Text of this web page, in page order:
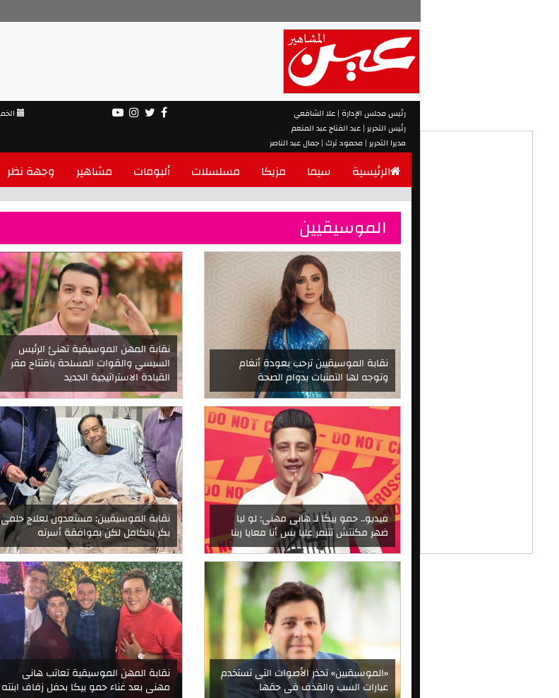
رئيس مجلس الإدارة | علا الشافعي
رئيس التحرير | عبد الفتاح عبد المنعم
مديرا التحرير | محمود ترك | جمال عبد الناصر
الرئيسية سيما مزيكا مسلسلات ألبومات مشاهير وجهة نظر
الموسيقيين
نقابة المهن الموسيقية تهنئ الرئيس
السيسي والقوات المسلحة بافتتاح مقر
القيادة الاستراتيجية الجديد
نقابة الموسيقيين ترحب بعودة أنغام
وتوجه لها التمنيات بدوام الصحة
نقابة الموسيقيين: مستعدون لعلاج حلمى
بكر بالكامل لكن بموافقة أسرته
فيديو.. حمو بيكا لـ هانى مهنى: لو ليا
ضهر مكنتش تتنمر عليا بس أنا معايا ربنا
نقابة المهن الموسيقية تعاتب هانى
مهنى بعد غناء حمو بيكا بحفل زفاف ابنته
«الموسيقيين» تحذر ‏الأصوات التى تستخدم
عبارات السب والقذف فى حقها